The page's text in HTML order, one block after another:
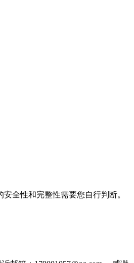
全性和完整性需要您自行判断。